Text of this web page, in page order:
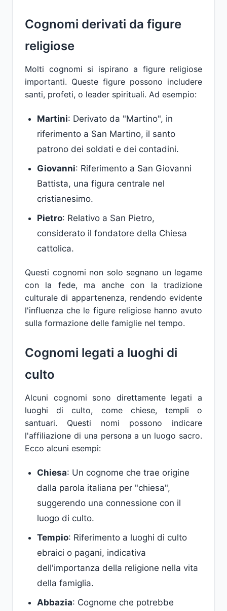
Cognomi derivati da figure
religiose
Molti cognomi si ispirano a figure religiose
importanti. Queste figure possono includere
santi, profeti, o leader spirituali. Ad esempio:
Martini: Derivato da "Martino", in
riferimento a San Martino, il santo
patrono dei soldati e dei contadini.
Giovanni: Riferimento a San Giovanni
Battista, una figura centrale nel
cristianesimo.
Pietro: Relativo a San Pietro,
considerato il fondatore della Chiesa
cattolica.
Questi cognomi non solo segnano un legame
con la fede, ma anche con la tradizione
culturale di appartenenza, rendendo evidente
l'influenza che le figure religiose hanno avuto
sulla formazione delle famiglie nel tempo.
Cognomi legati a luoghi di
culto
Alcuni cognomi sono direttamente legati a
luoghi di culto, come chiese, templi o
santuari. Questi nomi possono indicare
l'affiliazione di una persona a un luogo sacro.
Ecco alcuni esempi:
Chiesa: Un cognome che trae origine
dalla parola italiana per "chiesa",
suggerendo una connessione con il
luogo di culto.
Tempio: Riferimento a luoghi di culto
ebraici o pagani, indicativa
dell'importanza della religione nella vita
della famiglia.
Abbazia: Cognome che potrebbe